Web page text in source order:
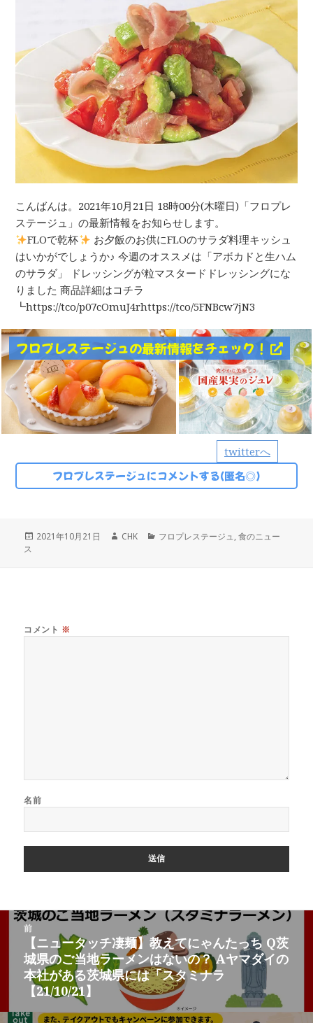
こんばんは。2021年10月21日 18時00分(木曜日)「フロプレ
ステージュ」の最新情報をお知らせします。
FLOで乾杯
お夕飯のお供にFLOのサラダ料理キッシュ
はいかがでしょうか♪ 今週のオススメは「アボカドと生ハム
のサラダ」 ドレッシングが粒マスタードドレッシングにな
りました 商品詳細はコチラ
┗https://tco/p07cOmuJ4rhttps://tco/5FNBcw7jN3
twitterへ
フロプレステージュの最新情報をチェック！
フロプレステージュにコメントする(匿名◎)
投
2021年10月21日
作
CHK
カ
フロプレステージュ,食のニュー
ス
コメント ※
名前
前
前
の
投
稿:
【ニュータッチ凄麺】教えてにゃんたっち Q茨
城県のご当地ラーメンはないの？ Aヤマダイの
本社がある茨城県には「スタミナラ
【21/10/21】